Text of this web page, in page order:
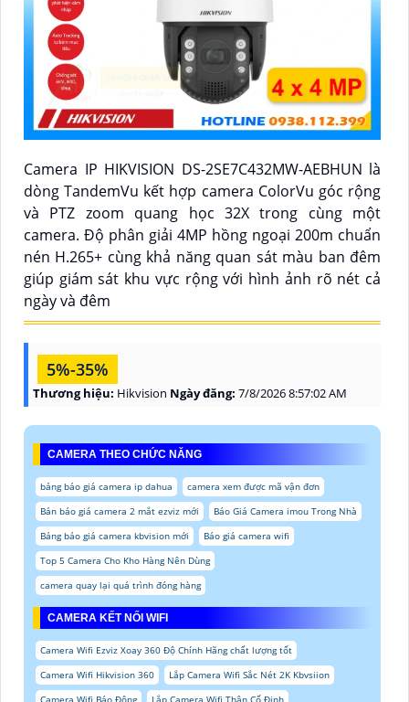
Camera IP HIKVISION DS-2SE7C432MW-AEBHUN là
dòng TandemVu kết hợp camera ColorVu góc rộng
và PTZ zoom quang học 32X trong cùng một
camera. Độ phân giải 4MP hồng ngoại 200m chuẩn
nén H.265+ cùng khả năng quan sát màu ban đêm
giúp giám sát khu vực rộng với hình ảnh rõ nét cả
ngày và đêm
5%-35%
Thương hiệu: Hikvision Ngày đăng: 7/8/2026 8:57:02 AM
CAMERA THEO CHỨC NĂNG
bảng báo giá camera ip dahua
camera xem được mã vận đơn
Bản báo giá camera 2 mắt ezviz mới
Báo Giá Camera imou Trong Nhà
Bảng báo giá camera kbvision mới
Báo giá camera wifi
Top 5 Camera Cho Kho Hàng Nên Dùng
camera quay lại quá trình đóng hàng
CAMERA KẾT NỐI WIFI
Camera Wifi Ezviz Xoay 360 Độ Chính Hãng chất lượng tốt
Camera Wifi Hikvision 360
Lắp Camera Wifi Sắc Nét 2K Kbvsiion
Camera Wifi Báo Động
Lắp Camera Wifi Thân Cố Định